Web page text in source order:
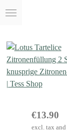
Skip
content
€13.90
excl. tax and